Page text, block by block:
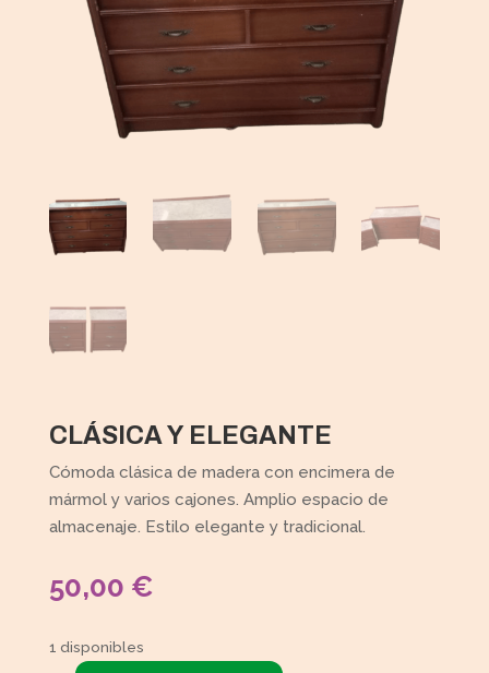
CLÁSICA Y ELEGANTE
Cómoda clásica de madera con encimera de
mármol y varios cajones. Amplio espacio de
almacenaje. Estilo elegante y tradicional.
50,00 €
1 disponibles